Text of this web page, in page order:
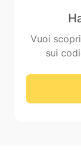
Vuoi
sui